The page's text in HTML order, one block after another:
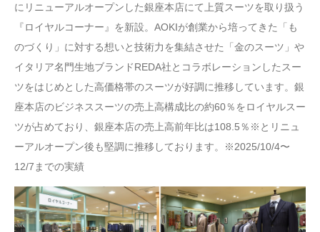
にリニューアルオープンした銀座本店にて上質スーツを取り扱う
『ロイヤルコーナー』を新設。AOKIが創業から培ってきた「も
のづくり」に対する想いと技術力を集結させた「金のスーツ」や
イタリア名門生地ブランドREDA社とコラボレーションしたスー
ツをはじめとした高価格帯のスーツが好調に推移しています。銀
座本店のビジネススーツの売上高構成比の約60％をロイヤルスー
ツが占めており、銀座本店の売上高前年比は108.5％※とリニュ
ーアルオープン後も堅調に推移しております。※2025/10/4〜
12/7までの実績